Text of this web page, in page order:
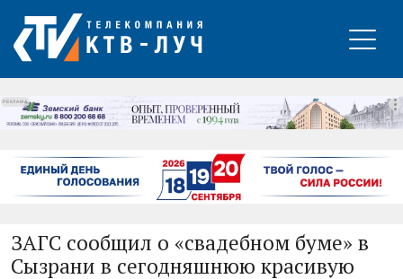
РЕКЛАМА
ЗАГС сообщил о «свадебном буме» в
Сызрани в сегодняшнюю красивую